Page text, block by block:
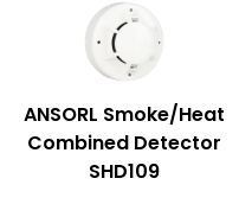
ANSORL Smoke/Heat
Combined Detector
SHD109